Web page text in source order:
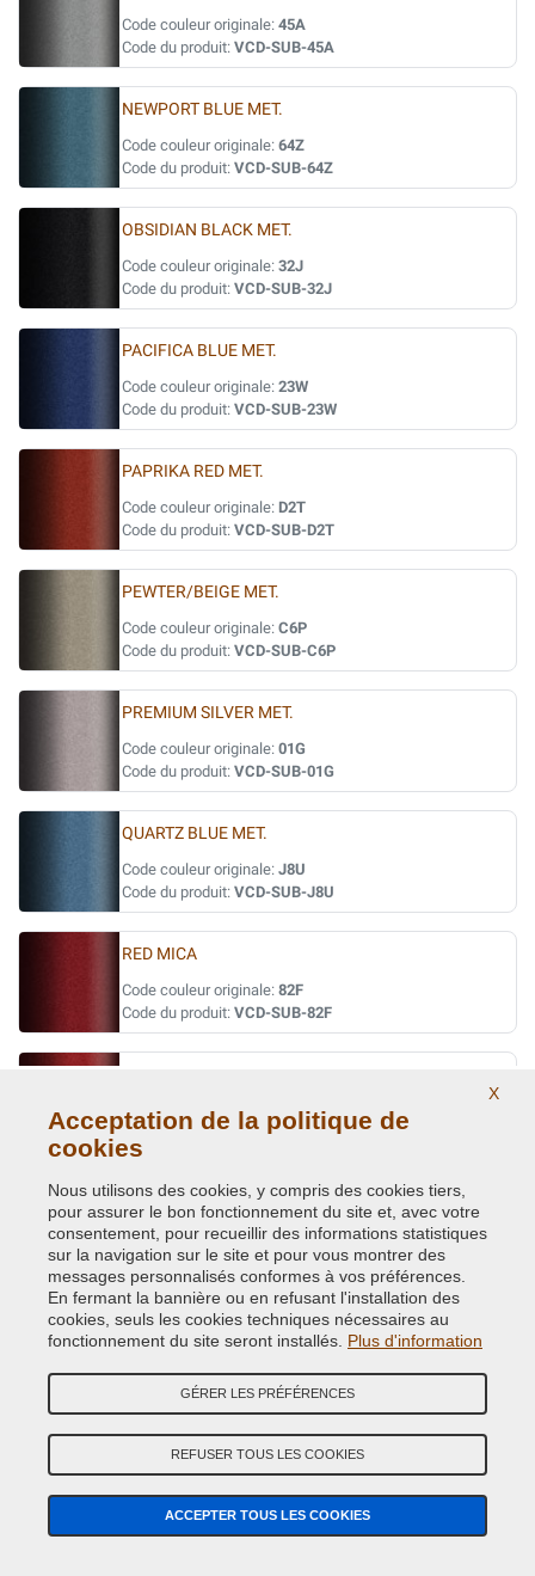
Code couleur originale: 45A
Code du produit: VCD-SUB-45A
NEWPORT BLUE MET.
Code couleur originale: 64Z
Code du produit: VCD-SUB-64Z
OBSIDIAN BLACK MET.
Code couleur originale: 32J
Code du produit: VCD-SUB-32J
PACIFICA BLUE MET.
Code couleur originale: 23W
Code du produit: VCD-SUB-23W
PAPRIKA RED MET.
Code couleur originale: D2T
Code du produit: VCD-SUB-D2T
PEWTER/BEIGE MET.
Code couleur originale: C6P
Code du produit: VCD-SUB-C6P
PREMIUM SILVER MET.
Code couleur originale: 01G
Code du produit: VCD-SUB-01G
QUARTZ BLUE MET.
Code couleur originale: J8U
Code du produit: VCD-SUB-J8U
RED MICA
Code couleur originale: 82F
Code du produit: VCD-SUB-82F
Code couleur originale:
94H
Code du produit: VCD-SUB-94H
REGAL BLUE MET.
Code couleur originale:31L
Code du produit:VCD-SUB-31L
SAGE GREEN MET.
Code couleur originale: C1F
Code du produit:VCD-SUB-C1F
SATIN WHITE MET.
Code couleur originale:37J
Code du produit:VCD-SUB-37J
X
Acceptation de la politique de
cookies
Nous utilisons des cookies, y compris des cookies tiers,
pour assurer le bon fonctionnement du site et, avec votre
consentement, pour recueillir des informations statistiques
sur la navigation sur le site et pour vous montrer des
messages personnalisés conformes à vos préférences.
En fermant la bannière ou en refusant l'installation des
cookies, seuls les cookies techniques nécessaires au
fonctionnement du site seront installés. Plus d'information
GÉRER LES PRÉFÉRENCES
REFUSER TOUS LES COOKIES
ACCEPTER TOUS LES COOKIES